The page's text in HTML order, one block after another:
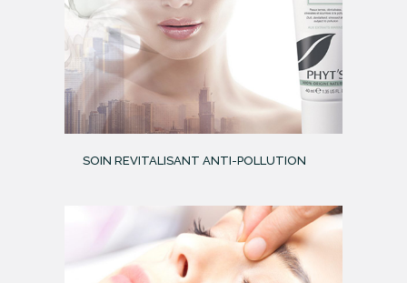
SOIN REVITALISANT ANTI-POLLUTION